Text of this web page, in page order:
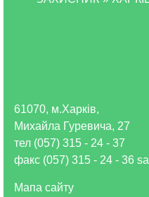
61070, м.Харків,
Михайла Гуревича, 27
тел (057) 315 - 24 - 37
факс (057) 315 - 24 - 36
Мапа сайту